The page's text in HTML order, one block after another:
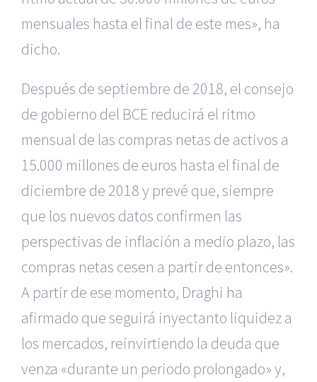
mensuales hasta el final de este mes», ha
dicho.
Después de septiembre de 2018, el consejo
de gobierno del BCE reducirá el ritmo
mensual de las compras netas de activos a
15.000 millones de euros hasta el final de
diciembre de 2018 y prevé que, siempre
que los nuevos datos confirmen las
perspectivas de inflación a medio plazo, las
compras netas cesen a partir de entonces».
A partir de ese momento, Draghi ha
afirmado que seguirá inyectanto liquidez a
los mercados, reinvirtiendo la deuda que
venza «durante un periodo prolongado» y,